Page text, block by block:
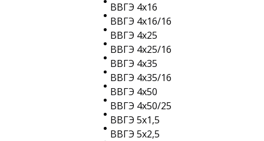
ВВГЭ 4х16
ВВГЭ 4х16/16
ВВГЭ 4х25
ВВГЭ 4х25/16
ВВГЭ 4х35
ВВГЭ 4х35/16
ВВГЭ 4х50
ВВГЭ 4х50/25
ВВГЭ 5х1,5
ВВГЭ 5х2,5